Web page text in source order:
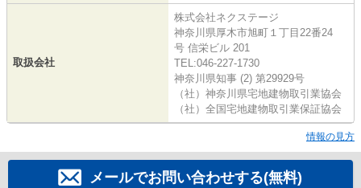
取扱会社
株式会社ネクステージ
神奈川県厚木市旭町１丁目22番24
号 信栄ビル 201
TEL:046-227-1730
神奈川県知事 (2) 第29929号
（社）神奈川県宅地建物取引業協会
（社）全国宅地建物取引業保証協会
情報の見方
メールでお問い合わせする(無料)